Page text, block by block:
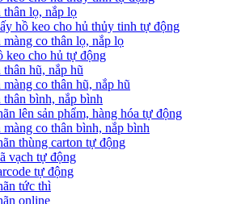
lọ, nắp lọ
hồ keo cho hủ thủy tinh tự động
co thân lọ, nắp lọ
keo cho hủ tự động
hũ, nắp hũ
co thân hũ, nắp hũ
bình, nắp bình
lên sản phẩm, hàng hóa tự động
co thân bình, nắp bình
thùng carton tự động
vạch tự động
tự động
tức thì
online